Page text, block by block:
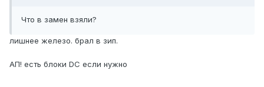
Что в замен взяли?
лишнее железо. брал в зип.
АП! есть блоки DC если нужно